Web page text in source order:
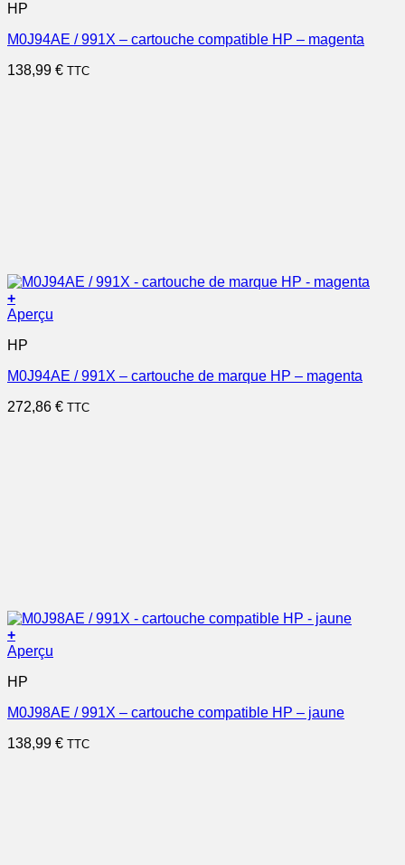
HP
M0J94AE / 991X – cartouche compatible HP – magenta
138,99 € TTC
+
Aperçu
HP
M0J94AE / 991X – cartouche de marque HP – magenta
272,86 € TTC
+
Aperçu
HP
M0J98AE / 991X – cartouche compatible HP – jaune
138,99 € TTC